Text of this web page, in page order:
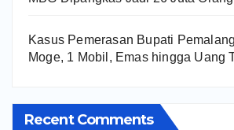
Kasus Pemerasan Bupati
Moge, 1 Mobil, Emas hingga Uang
Recent Comments